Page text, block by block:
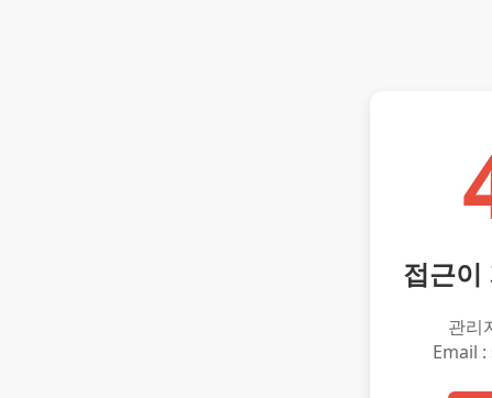
접근이
관리
Email